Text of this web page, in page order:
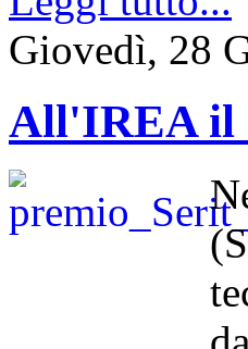
Giovedì, 28
All'IREA il